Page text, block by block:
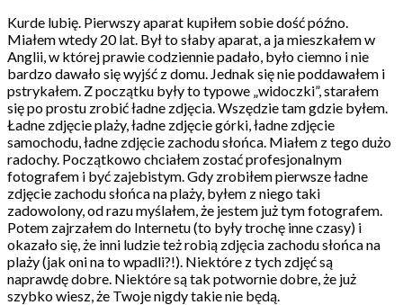
Kurde lubię. Pierwszy aparat kupiłem sobie dość późno.
Miałem wtedy 20 lat. Był to słaby aparat, a ja mieszkałem w
Anglii, w której prawie codziennie padało, było ciemno i nie
bardzo dawało się wyjść z domu. Jednak się nie poddawałem i
pstrykałem. Z początku były to typowe „widoczki”, starałem
się po prostu zrobić ładne zdjęcia. Wszędzie tam gdzie byłem.
Ładne zdjęcie plaży, ładne zdjęcie górki, ładne zdjęcie
samochodu, ładne zdjęcie zachodu słońca. Miałem z tego dużo
radochy. Początkowo chciałem zostać profesjonalnym
fotografem i być zajebistym. Gdy zrobiłem pierwsze ładne
zdjęcie zachodu słońca na plaży, byłem z niego taki
zadowolony, od razu myślałem, że jestem już tym fotografem.
Potem zajrzałem do Internetu (to były trochę inne czasy) i
okazało się, że inni ludzie też robią zdjęcia zachodu słońca na
plaży (jak oni na to wpadli?!). Niektóre z tych zdjęć są
naprawdę dobre. Niektóre są tak potwornie dobre, że już
szybko wiesz, że Twoje nigdy takie nie będą.